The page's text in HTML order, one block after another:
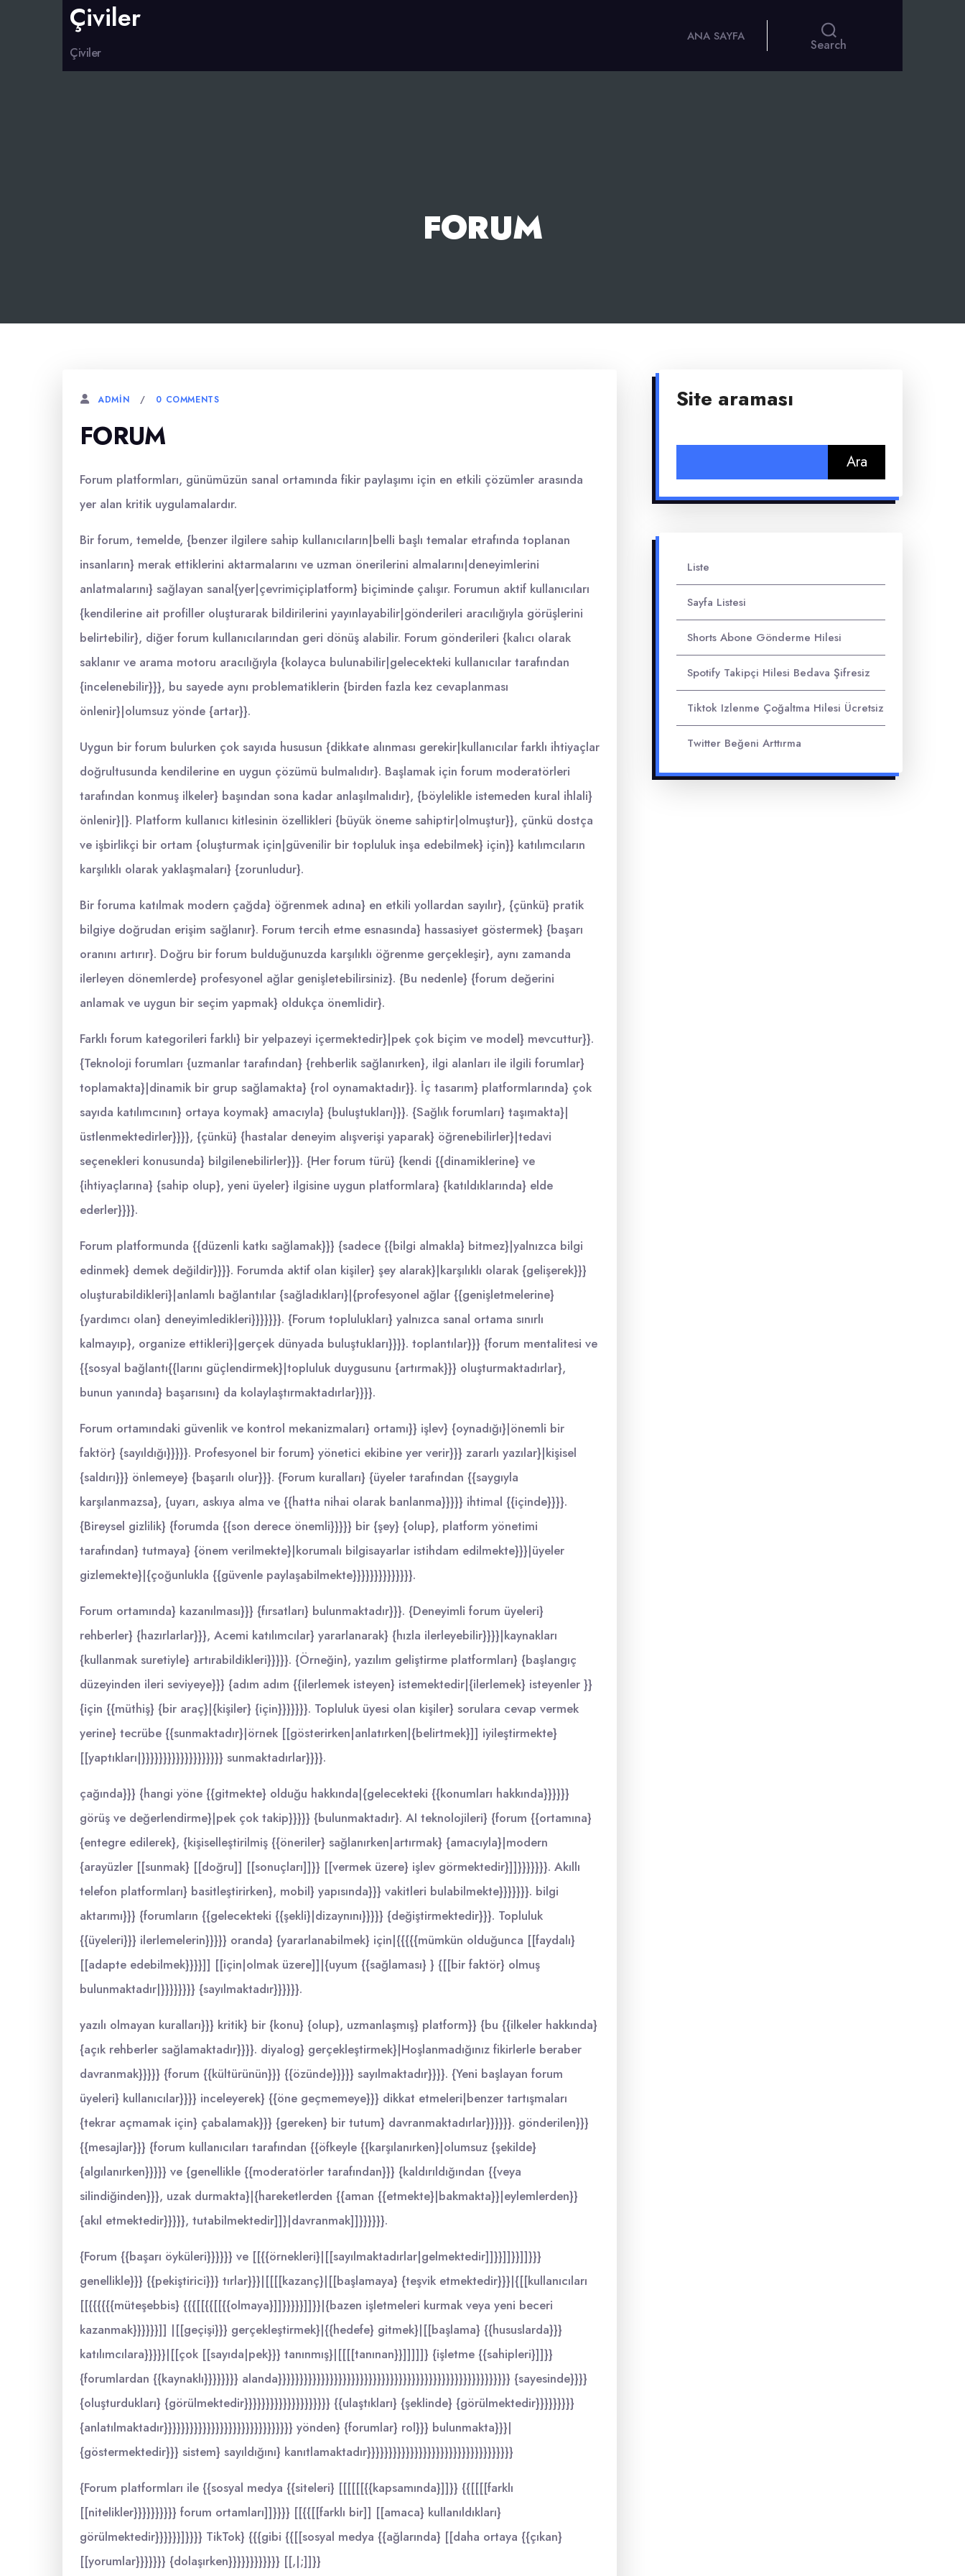
Çiviler
Çiviler
ANA SAYFA
Search
FORUM
ADMIN 0 COMMENTS
FORUM
Forum platformları, günümüzün sanal ortamında fikir paylaşımı için en etkili çözümler arasında
yer alan kritik uygulamalardır.
Bir forum, temelde, {benzer ilgilere sahip kullanıcıların|belli başlı temalar etrafında toplanan
insanların} merak ettiklerini aktarmalarını ve uzman önerilerini almalarını|deneyimlerini
anlatmalarını} sağlayan sanal{yer|çevrimiçiplatform} biçiminde çalışır. Forumun aktif kullanıcıları
{kendilerine ait profiller oluşturarak bildirilerini yayınlayabilir|gönderileri aracılığıyla görüşlerini
belirtebilir}, diğer forum kullanıcılarından geri dönüş alabilir. Forum gönderileri {kalıcı olarak
saklanır ve arama motoru aracılığıyla {kolayca bulunabilir|gelecekteki kullanıcılar tarafından
{incelenebilir}}}, bu sayede aynı problematiklerin {birden fazla kez cevaplanması
önlenir}|olumsuz yönde {artar}}.
Uygun bir forum bulurken çok sayıda hususun {dikkate alınması gerekir|kullanıcılar farklı ihtiyaçlar
doğrultusunda kendilerine en uygun çözümü bulmalıdır}. Başlamak için forum moderatörleri
tarafından konmuş ilkeler} başından sona kadar anlaşılmalıdır}, {böylelikle istemeden kural ihlali}
önlenir}|}. Platform kullanıcı kitlesinin özellikleri {büyük öneme sahiptir|olmuştur}}, çünkü dostça
ve işbirlikçi bir ortam {oluşturmak için|güvenilir bir topluluk inşa edebilmek} için}} katılımcıların
karşılıklı olarak yaklaşmaları} {zorunludur}.
Bir foruma katılmak modern çağda} öğrenmek adına} en etkili yollardan sayılır}, {çünkü} pratik
bilgiye doğrudan erişim sağlanır}. Forum tercih etme esnasında} hassasiyet göstermek} {başarı
oranını artırır}. Doğru bir forum bulduğunuzda karşılıklı öğrenme gerçekleşir}, aynı zamanda
ilerleyen dönemlerde} profesyonel ağlar genişletebilirsiniz}. {Bu nedenle} {forum değerini
anlamak ve uygun bir seçim yapmak} oldukça önemlidir}.
Farklı forum kategorileri farklı} bir yelpazeyi içermektedir}|pek çok biçim ve model} mevcuttur}}.
{Teknoloji forumları {uzmanlar tarafından} {rehberlik sağlanırken}, ilgi alanları ile ilgili forumlar}
toplamakta}|dinamik bir grup sağlamakta} {rol oynamaktadır}}. İç tasarım} platformlarında} çok
sayıda katılımcının} ortaya koymak} amacıyla} {buluştukları}}}. {Sağlık forumları} taşımakta}|
üstlenmektedirler}}}}, {çünkü} {hastalar deneyim alışverişi yaparak} öğrenebilirler}|tedavi
seçenekleri konusunda} bilgilenebilirler}}}. {Her forum türü} {kendi {{dinamiklerine} ve
{ihtiyaçlarına} {sahip olup}, yeni üyeler} ilgisine uygun platformlara} {katıldıklarında} elde
ederler}}}}.
Forum platformunda {{düzenli katkı sağlamak}}} {sadece {{bilgi almakla} bitmez}|yalnızca bilgi
edinmek} demek değildir}}}}. Forumda aktif olan kişiler} şey alarak}|karşılıklı olarak {gelişerek}}}
oluşturabildikleri}|anlamlı bağlantılar {sağladıkları}|{profesyonel ağlar {{genişletmelerine}
{yardımcı olan} deneyimledikleri}}}}}}}. {Forum toplulukları} yalnızca sanal ortama sınırlı
kalmayıp}, organize ettikleri}|gerçek dünyada buluştukları}}}}. toplantılar}}} {forum mentalitesi ve
{{sosyal bağlantı{{larını güçlendirmek}|topluluk duygusunu {artırmak}}} oluşturmaktadırlar},
bunun yanında} başarısını} da kolaylaştırmaktadırlar}}}}.
Forum ortamındaki güvenlik ve kontrol mekanizmaları} ortamı}} işlev} {oynadığı}|önemli bir
faktör} {sayıldığı}}}}}. Profesyonel bir forum} yönetici ekibine yer verir}}} zararlı yazılar}|kişisel
{saldırı}}} önlemeye} {başarılı olur}}}. {Forum kuralları} {üyeler tarafından {{saygıyla
karşılanmazsa}, {uyarı, askıya alma ve {{hatta nihai olarak banlanma}}}}} ihtimal {{içinde}}}}.
{Bireysel gizlilik} {forumda {{son derece önemli}}}}} bir {şey} {olup}, platform yönetimi
tarafından} tutmaya} {önem verilmekte}|korumalı bilgisayarlar istihdam edilmekte}}}|üyeler
gizlemekte}|{çoğunlukla {{güvenle paylaşabilmekte}}}}}}}}}}}}}}.
Forum ortamında} kazanılması}}} {fırsatları} bulunmaktadır}}}. {Deneyimli forum üyeleri}
rehberler} {hazırlarlar}}}, Acemi katılımcılar} yararlanarak} {hızla ilerleyebilir}}}}|kaynakları
{kullanmak suretiyle} artırabildikleri}}}}}. {Örneğin}, yazılım geliştirme platformları} {başlangıç
düzeyinden ileri seviyeye}}} {adım adım {{ilerlemek isteyen} istemektedir|{ilerlemek} isteyenler }}
{için {{müthiş} {bir araç}|{kişiler} {için}}}}}}}. Topluluk üyesi olan kişiler} sorulara cevap vermek
yerine} tecrübe {{sunmaktadır}|örnek [[gösterirken|anlatırken|{belirtmek}]] iyileştirmekte}
[[yaptıkları|}}}}}}}}}}}}}}}}}}} sunmaktadırlar}}}}.
çağında}}} {hangi yöne {{gitmekte} olduğu hakkında|{gelecekteki {{konumları hakkında}}}}}}
görüş ve değerlendirme}|pek çok takip}}}}} {bulunmaktadır}. AI teknolojileri} {forum {{ortamına}
{entegre edilerek}, {kişiselleştirilmiş {{öneriler} sağlanırken|artırmak} {amacıyla}|modern
{arayüzler [[sunmak} [[doğru]] [[sonuçları]]}} [[vermek üzere} işlev görmektedir}]]}}}}}}}. Akıllı
telefon platformları} basitleştirirken}, mobil} yapısında}}} vakitleri bulabilmekte}}}}}}}. bilgi
aktarımı}}} {forumların {{gelecekteki {{şekli}|dizaynını}}}}} {değiştirmektedir}}}. Topluluk
{{üyeleri}}} ilerlemelerin}}}}} oranda} {yararlanabilmek} için|{{{{{mümkün olduğunca [[faydalı}
[[adapte edebilmek}}}}]] [[için|olmak üzere]]|{uyum {{sağlaması} } {[[bir faktör} olmuş
bulunmaktadır|}}}}}}}} {sayılmaktadır}}}}}}.
yazılı olmayan kuralları}}} kritik} bir {konu} {olup}, uzmanlaşmış} platform}} {bu {{ilkeler hakkında}
{açık rehberler sağlamaktadır}}}}. diyalog} gerçekleştirmek}|Hoşlanmadığınız fikirlerle beraber
davranmak}}}}} {forum {{kültürünün}}} {{özünde}}}}} sayılmaktadır}}}}. {Yeni başlayan forum
üyeleri} kullanıcılar}}}} inceleyerek} {{öne geçmemeye}}} dikkat etmeleri|benzer tartışmaları
{tekrar açmamak için} çabalamak}}} {gereken} bir tutum} davranmaktadırlar}}}}}}. gönderilen}}}
{{mesajlar}}} {forum kullanıcıları tarafından {{öfkeyle {{karşılanırken}|olumsuz {şekilde}
{algılanırken}}}}} ve {genellikle {{moderatörler tarafından}}} {kaldırıldığından {{veya
silindiğinden}}}, uzak durmakta}|{hareketlerden {{aman {{etmekte}|bakmakta}}|eylemlerden}}
{akıl etmektedir}}}}}, tutabilmektedir]]}|davranmak]]}}}}}}.
{Forum {{başarı öyküleri}}}}}} ve [[{{örnekleri}|[[sayılmaktadırlar|gelmektedir]]}}]]}}]]}}}
genellikle}}} {{pekiştirici}}} tırlar}}}|[[[[kazanç}|[[başlamaya} {teşvik etmektedir}}}|{[[kullanıcıları
[[{{{{{{müteşebbis} {{{[[{{[[{{olmaya}]]}}}}}]]}}|{bazen işletmeleri kurmak veya yeni beceri
kazanmak}}}}}}]] |[[geçişi}}} gerçekleştirmek}|{{hedefe} gitmek}|[[başlama} {{hususlarda}}}
katılımcılara}}}}}|[[çok [[sayıda|pek}}} tanınmış}|[[[[tanınan}}]]]]]} {işletme {{sahipleri}]]}}
{forumlardan {{kaynaklı}}}}}}}} alanda}}}}}}}}}}}}}}}}}}}}}}}}}}}}}}}}}}}}}}}}}}}}}}}}}}}}}} {sayesinde}}}}
{oluşturdukları} {görülmektedir}}}}}}}}}}}}}}}}}}}} {{ulaştıkları} {şeklinde} {görülmektedir}}}}}}}}}
{anlatılmaktadır}}}}}}}}}}}}}}}}}}}}}}}}}}}}}} yönden} {forumlar} rol}}} bulunmakta}}}|
{göstermektedir}}} sistem} sayıldığını} kanıtlamaktadır}}}}}}}}}}}}}}}}}}}}}}}}}}}}}}}}}}
{Forum platformları ile {{sosyal medya {{siteleri} [[[[[[{{kapsamında}]]}} {{[[[[farklı
[[nitelikler}}}}}}}}}} forum ortamları]]}}}} [[{{[[farklı bir]] [[amaca} kullanıldıkları}
görülmektedir}}}}}}]}}}} TikTok} {{{gibi {{[[sosyal medya {{ağlarında} [[daha ortaya {{çıkan}
[[yorumlar}}}}}}} {dolaşırken}}}}}}}}}}}} [[,|;]]}}
Site araması
Liste
Sayfa Listesi
Shorts Abone Gönderme Hilesi
Spotify Takipçi Hilesi Bedava Şifresiz
Tiktok Izlenme Çoğaltma Hilesi Ücretsiz
Twitter Beğeni Arttırma